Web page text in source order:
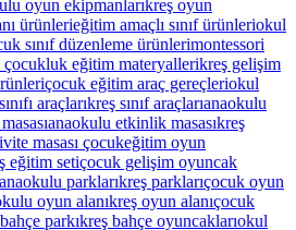
oyun ekipmanlarıkreş oyun
ürünlerieğitim amaçlı sınıf ürünleriokul
sınıf düzenleme ürünlerimontessori
çocukluk eğitim materyallerikreş gelişim
çocuk eğitim araç gereçleriokul
araçlarıkreş sınıf araçlarıanaokulu
anaokulu etkinlik masasıkreş
masası çocukeğitim oyun
eğitim setiçocuk gelişim oyuncak
anaokulu parklarıkreş parklarıçocuk oyun
oyun alanıkreş oyun alanıçocuk
parkıkreş bahçe oyuncaklarıokul